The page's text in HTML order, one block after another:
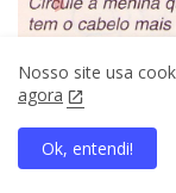
Nosso site usa
agora
Ok, entendi!
home search